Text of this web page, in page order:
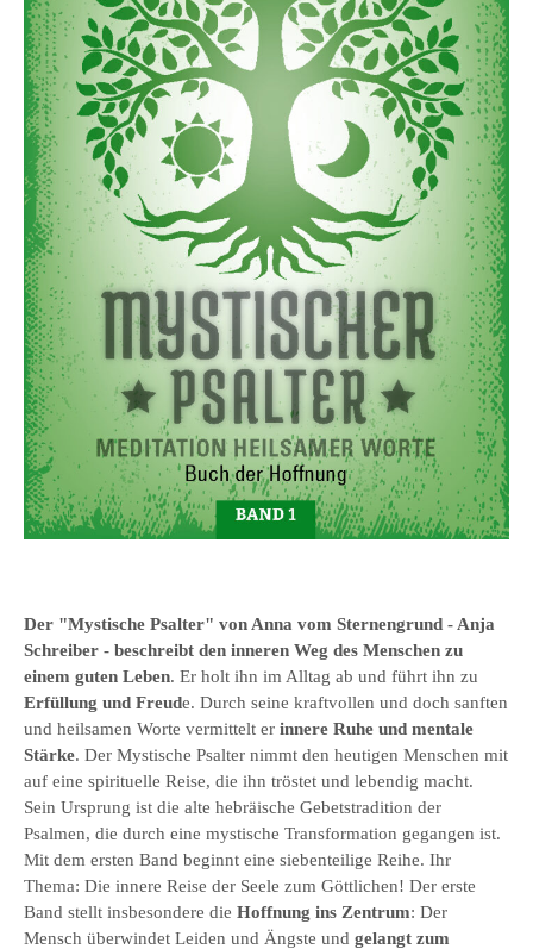
Der "Mystische Psalter" von Anna vom Sternengrund - Anja
Schreiber - beschreibt den inneren Weg des Menschen zu
einem guten Leben. Er holt ihn im Alltag ab und führt ihn zu
Erfüllung und Freude. Durch seine kraftvollen und doch sanften
und heilsamen Worte vermittelt er innere Ruhe und mentale
Stärke. Der Mystische Psalter nimmt den heutigen Menschen mit
auf eine spirituelle Reise, die ihn tröstet und lebendig macht.
Sein Ursprung ist die alte hebräische Gebetstradition der
Psalmen, die durch eine mystische Transformation gegangen ist.
Mit dem ersten Band beginnt eine siebenteilige Reihe. Ihr
Thema: Die innere Reise der Seele zum Göttlichen! Der erste
Band stellt insbesondere die Hoffnung ins Zentrum: Der
Mensch überwindet Leiden und Ängste und gelangt zum